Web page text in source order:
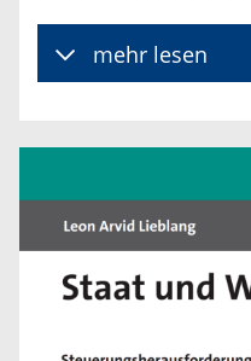
mehr lesen